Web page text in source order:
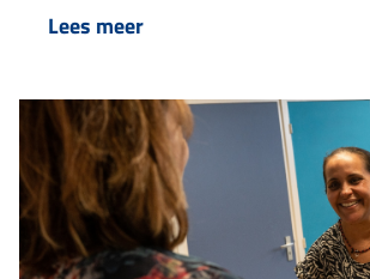
Aanvragen van kwijtschelding.-Kijken
Lees meer